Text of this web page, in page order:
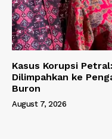
Kasus Korupsi
Dilimpahkan ke
Buron
August 7, 2026